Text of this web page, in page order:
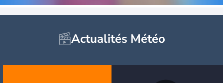
Actualités Météo